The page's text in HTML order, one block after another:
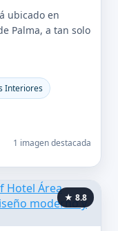
ubicado en
Palma, a tan solo
Interiores
1 imagen destacada
★ 8.8